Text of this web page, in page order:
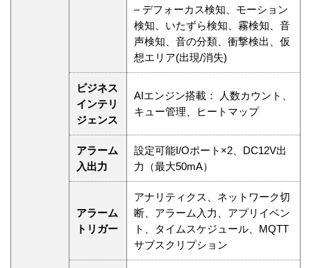
– デフォーカス検知、モーション
検知、いたずら検知、霧検知、音
声検知、音の分類、衝撃検出、仮
想エリア(出現/消失)
ビジネス
インテリ
ジェンス
AIエンジン搭載： 人数カウント、
キュー管理、ヒートマップ
アラーム
入出力
設定可能I/Oポート×2、DC12V出
力（最大50mA）
アラーム
トリガー
アナリティクス、ネットワーク切
断、アラーム入力、アプリイベン
ト、タイムスケジュール、MQTT
サブスクリプション